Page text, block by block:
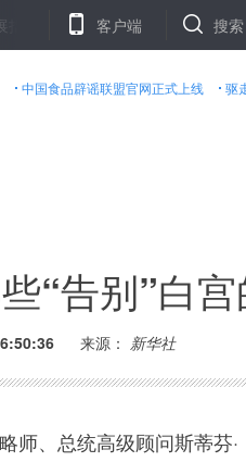
多个平台缴押金方可用车 中
客户端 搜索
中国食品辟谣联盟官网正式上线 驱
“告别”白
来源： 新华社
、总统高级顾问斯蒂芬·